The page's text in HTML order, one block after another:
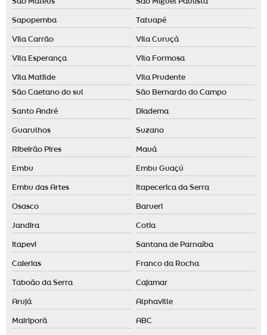
Sapopemba Tatuapé
Vila Carrão Vila Curuçá
Vila Esperança Vila Formosa
Vila Matilde Vila Prudente
São Caetano do sul São Bernardo do Campo
Santo André Diadema
Guarulhos Suzano
Ribeirão Pires Mauá
Embu Embu Guaçú
Embu das Artes Itapecerica da Serra
Osasco Barueri
Jandira Cotia
Itapevi Santana de Parnaíba
Caierias Franco da Rocha
Taboão da Serra Cajamar
Arujá Alphaville
Mairiporã ABC